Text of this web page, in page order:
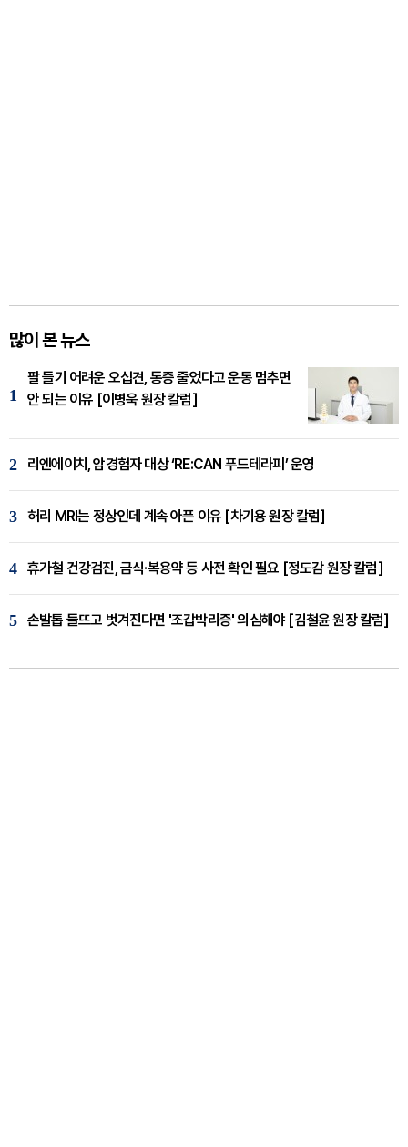
많이 본 뉴스
1
팔 들기 어려운 오십견, 통증 줄었다고 운동 멈추면
안 되는 이유 [이병욱 원장 칼럼]
2 리엔에이치, 암경험자 대상 ‘RE:CAN 푸드테라피’ 운영
3 허리 MRI는 정상인데 계속 아픈 이유 [차기용 원장 칼럼]
4 휴가철 건강검진, 금식·복용약 등 사전 확인 필요 [정도감 원장 칼럼]
5 손발톱 들뜨고 벗겨진다면 '조갑박리증' 의심해야 [김철윤 원장 칼럼]